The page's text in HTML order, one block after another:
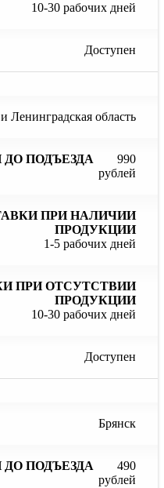
10-30 рабочих дней
Доступен
Ленинградская область
990
рублей
1-5 рабочих дней
10-30 рабочих дней
Доступен
Брянск
490
рублей